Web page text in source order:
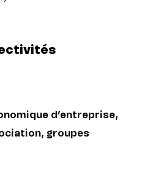
d’entreprise,
groupes